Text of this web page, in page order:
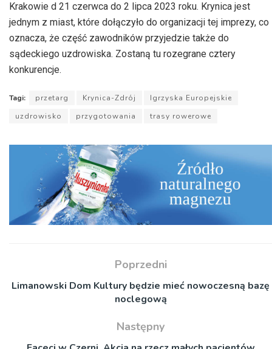
Krakowie d 21 czerwca do 2 lipca 2023 roku. Krynica jest
jednym z miast, które dołączyło do organizacji tej imprezy, co
oznacza, że część zawodników przyjedzie także do
sądeckiego uzdrowiska. Zostaną tu rozegrane cztery
konkurencje.
Tagi: przetarg Krynica-Zdrój
Igrzyska Europejskie
uzdrowisko
przygotowania trasy rowerowe
Poprzedni
Limanowski Dom Kultury będzie mieć nowoczesną bazę
noclegową
Następny